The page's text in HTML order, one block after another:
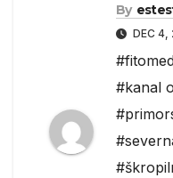
By
DEC 4,
#kanal